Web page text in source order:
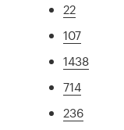
22
107
1438
714
236